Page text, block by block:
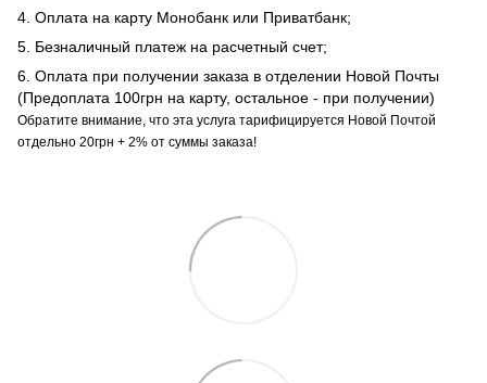
4. Оплата на карту Монобанк или Приватбанк;
5. Безналичный платеж на расчетный счет;
6. Оплата при получении заказа в отделении Новой Почты
(Предоплата 100грн на карту, остальное - при получении)
Обратите внимание, что эта услуга тарифицируется Новой Почтой
отдельно 20грн + 2% от суммы заказа!